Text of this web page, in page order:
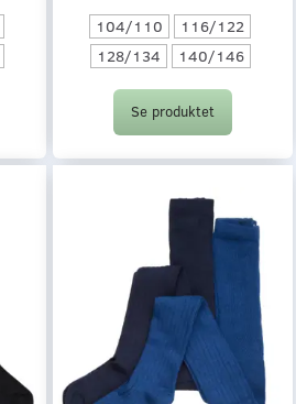
104/110
116/122
128/134
140/146
Se produktet